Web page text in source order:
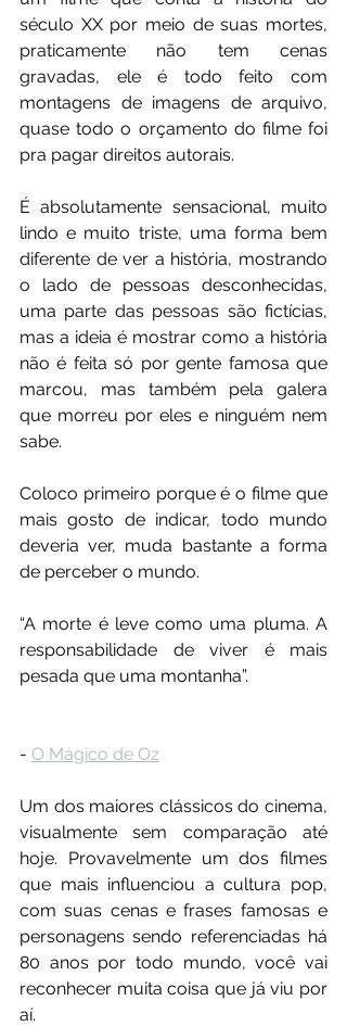
século XX por meio de suas mortes,
praticamente não tem cenas
gravadas, ele é todo feito com
montagens de imagens de arquivo,
quase todo o orçamento do filme foi
pra pagar direitos autorais.
É absolutamente sensacional, muito
lindo e muito triste, uma forma bem
diferente de ver a história, mostrando
o lado de pessoas desconhecidas,
uma parte das pessoas são fictícias,
mas a ideia é mostrar como a história
não é feita só por gente famosa que
marcou, mas também pela galera
que morreu por eles e ninguém nem
sabe.
Coloco primeiro porque é o filme que
mais gosto de indicar, todo mundo
deveria ver, muda bastante a forma
de perceber o mundo.
“A morte é leve como uma pluma. A
responsabilidade de viver é mais
pesada que uma montanha”.
- O Mágico de Oz
Um dos maiores clássicos do cinema,
visualmente sem comparação até
hoje. Provavelmente um dos filmes
que mais influenciou a cultura pop,
com suas cenas e frases famosas e
personagens sendo referenciadas há
80 anos por todo mundo, você vai
reconhecer muita coisa que já viu por
aí.